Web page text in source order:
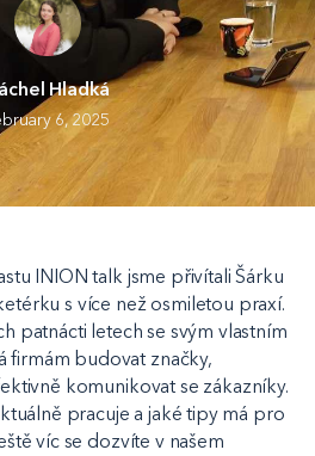
Hladká
6, 2025
INION talk jsme přivítali Šárku
s více než osmiletou praxí.
patnácti letech se svým vlastním
firmám budovat značky,
komunikovat se zákazníky.
pracuje a jaké tipy má pro
víc se dozvíte v našem